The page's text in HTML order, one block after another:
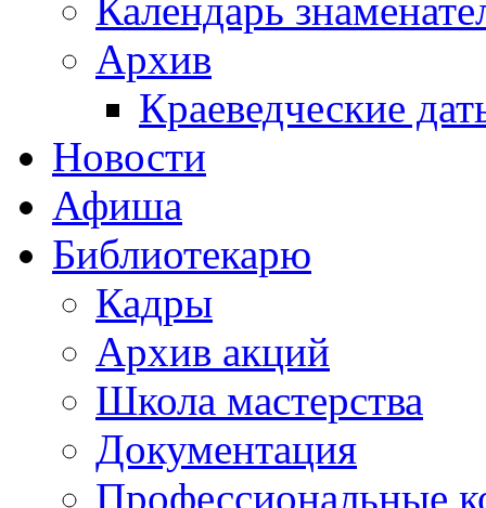
Календарь
Архив
Краеведческие
Новости
Афиша
Библиотекарю
Кадры
Архив акций
Школа мастерства
Документация
Профессиональные